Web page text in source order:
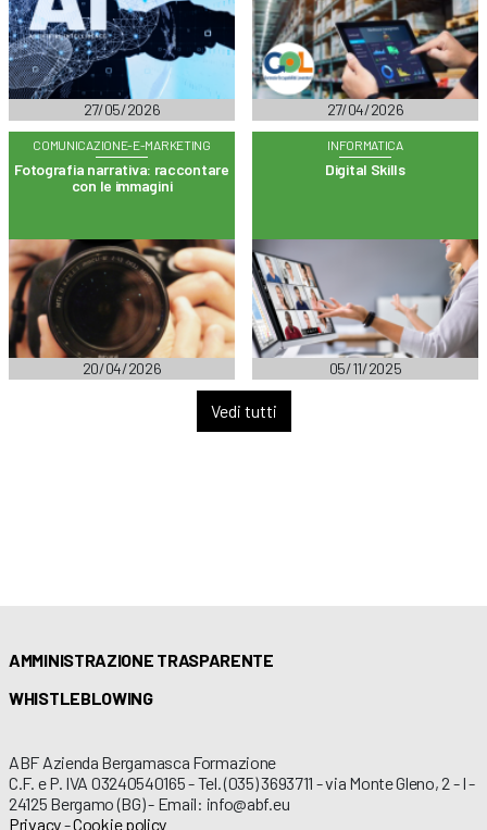
27/05/2026 27/04/2026
COMUNICAZIONE-E-MARKETING
Fotografia narrativa: raccontare
con le immagini
20/04/2026
INFORMATICA
Digital Skills
05/11/2025
Vedi tutti
AMMINISTRAZIONE TRASPARENTE
WHISTLEBLOWING
ABF Azienda Bergamasca Formazione
C.F. e P. IVA 03240540165 - Tel. (035) 3693711 - via Monte Gleno, 2 - I -
24125 Bergamo (BG) - Email: info@abf.eu
Privacy-Cookie policy